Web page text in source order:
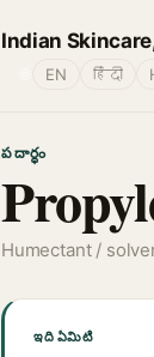
Indian
EN हिंदी
పదార్థం
Humectant /
ఇది ఏమిటి